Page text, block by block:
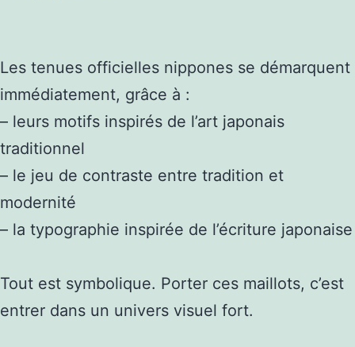
Les tenues officielles nippones se démarquent
immédiatement, grâce à :
– leurs motifs inspirés de l’art japonais
traditionnel
– le jeu de contraste entre tradition et
modernité
– la typographie inspirée de l’écriture japonaise
Tout est symbolique. Porter ces maillots, c’est
entrer dans un univers visuel fort.